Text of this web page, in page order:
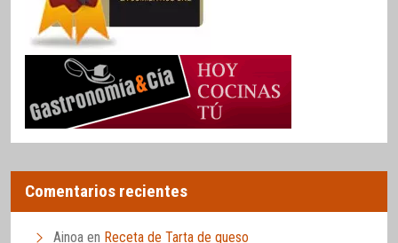
Comentarios recientes
Ainoa en Receta de Tarta de queso